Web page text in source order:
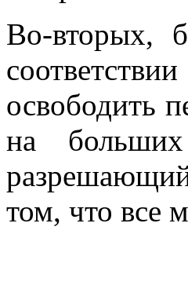
Во-вторых,
освободить
на
разрешающий
том, что все